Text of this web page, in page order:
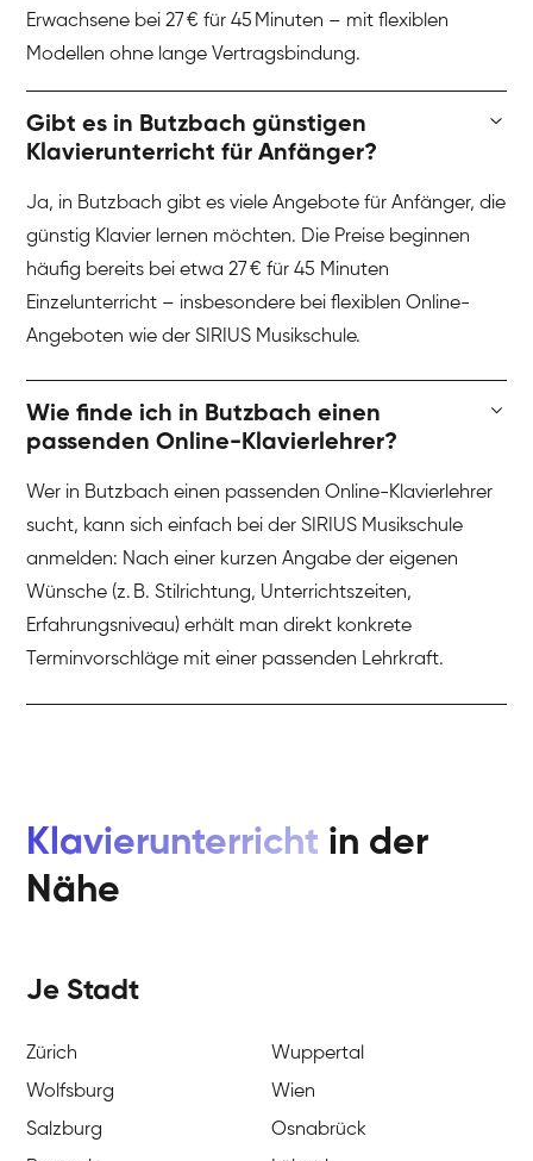
Erwachsene bei 27 € für 45 Minuten – mit flexiblen
Modellen ohne lange Vertragsbindung.
Gibt es in Butzbach günstigen
Klavierunterricht für Anfänger?
Ja, in Butzbach gibt es viele Angebote für Anfänger, die
günstig Klavier lernen möchten. Die Preise beginnen
häufig bereits bei etwa 27 € für 45 Minuten
Einzelunterricht – insbesondere bei flexiblen Online-
Angeboten wie der SIRIUS Musikschule.
Wie finde ich in Butzbach einen
passenden Online-Klavierlehrer?
Wer in Butzbach einen passenden Online-Klavierlehrer
sucht, kann sich einfach bei der SIRIUS Musikschule
anmelden: Nach einer kurzen Angabe der eigenen
Wünsche (z. B. Stilrichtung, Unterrichtszeiten,
Erfahrungsniveau) erhält man direkt konkrete
Terminvorschläge mit einer passenden Lehrkraft.
Klavierunterricht in der
Nähe
Je Stadt
Zürich
Wuppertal
Wolfsburg
Wien
Salzburg
Osnabrück